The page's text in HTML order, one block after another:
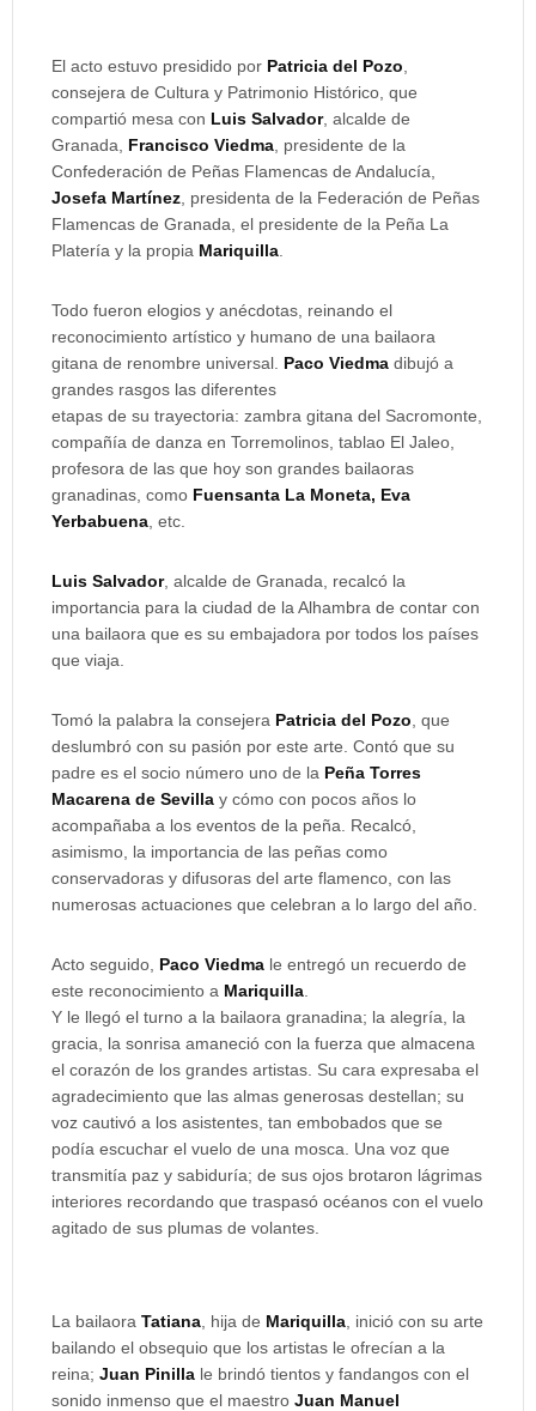
El acto estuvo presidido por Patricia del Pozo
consejera de Cultura y Patrimonio Histórico, que
compartió mesa con Luis Salvador, alcalde de
Granada, Francisco Viedma , presidente de la
Confederación de Peñas Flamencas de Andalucía,
Josefa Martínez , presidenta de la Federación de Peñas
Flamencas de Granada, el presidente de la Peña La
Platería y la propia Mariquilla
Todo fueron elogios y anécdotas, reinando el
reconocimiento artístico y humano de una bailaora
gitana de renombre universal. Paco Viedma dibujó a
grandes rasgos las diferentes
etapas de su trayectoria: zambra gitana del Sacromonte,
compañía de danza en Torremolinos, tablao El Jaleo,
profesora de las que hoy son grandes bailaoras
granadinas, como Fuensanta La Moneta, Eva
Yerbabuena , etc.
Luis Salvador, alcalde de Granada, recalcó la
importancia para la ciudad de la Alhambra de contar con
una bailaora que es su embajadora por todos los países
que viaja.
Tomó la palabra la consejera Patricia del Pozo , que
deslumbró con su pasión por este arte. Contó que su
padre es el socio número uno de la Peña Torres
Macarena de Sevilla y cómo con pocos años lo
acompañaba a los eventos de la peña. Recalcó,
asimismo, la importancia de las peñas como
conservadoras y difusoras del arte flamenco, con las
numerosas actuaciones que celebran a lo largo del año.
Acto seguido, Paco Viedma le entregó un recuerdo de
este reconocimiento a Mariquilla
Y le llegó el turno a la bailaora granadina; la alegría, la
gracia, la sonrisa amaneció con la fuerza que almacena
el corazón de los grandes artistas. Su cara expresaba el
agradecimiento que las almas generosas destellan; su
voz cautivó a los asistentes, tan embobados que se
podía escuchar el vuelo de una mosca. Una voz que
transmitía paz y sabiduría; de sus ojos brotaron lágrimas
interiores recordando que traspasó océanos con el vuelo
agitado de sus plumas de volantes.
La bailaora Tatiana , hija de Mariquilla , inició con su arte
bailando el obsequio que los artistas le ofrecían a la
reina; Juan Pinilla le brindó tientos y fandangos con el
sonido inmenso que el maestro Juan Manuel